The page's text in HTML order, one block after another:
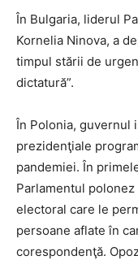
În Bulgaria, liderul
Kornelia Ninova, a
timpul stării de
dictatură”.
În Polonia, guvernul
prezidenţiale
pandemiei. În
Parlamentul
electoral care le
persoane aflate în
corespondenţă.